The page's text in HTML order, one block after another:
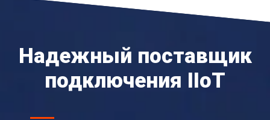
Надежный поставщик
подключения IIoT